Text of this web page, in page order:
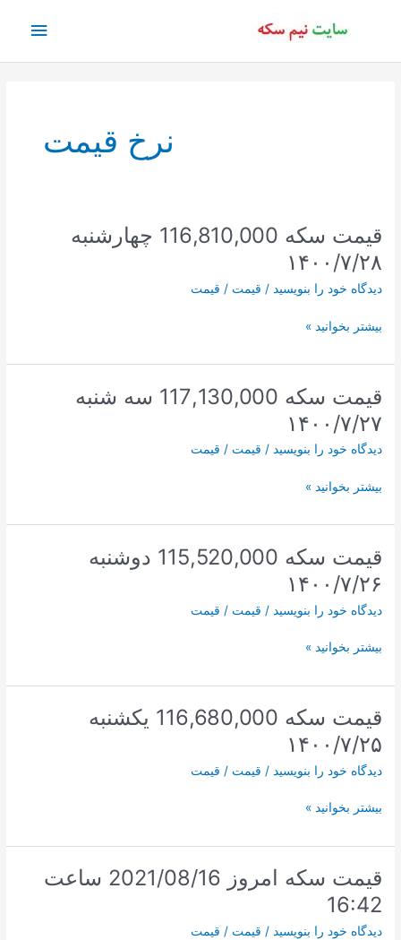
اصلی
نرخ قیمت
قیمت سکه 116,810,000 چهارشنبه
۱۴۰۰/۷/۲۸
دیدگاه‌ خود را بنویسید / قیمت / قیمت
قیمت
116,810,000
۱۴۰۰/۷/۲۸
بیشتر بخوانید »
قیمت سکه 117,130,000 سه شنبه
۱۴۰۰/۷/۲۷
دیدگاه‌ خود را بنویسید / قیمت / قیمت
قیمت
117,130,000
شنبه
۱۴۰۰/۷/۲۷
بیشتر بخوانید »
قیمت سکه 115,520,000 دوشنبه
۱۴۰۰/۷/۲۶
دیدگاه‌ خود را بنویسید / قیمت / قیمت
قیمت
115,520,000
۱۴۰۰/۷/۲۶
بیشتر بخوانید »
قیمت سکه 116,680,000 یکشنبه
۱۴۰۰/۷/۲۵
دیدگاه‌ خود را بنویسید / قیمت / قیمت
قیمت
116,680,000
۱۴۰۰/۷/۲۵
بیشتر بخوانید »
قیمت سکه امروز 2021/08/16 ساعت
16:42
دیدگاه‌ خود را بنویسید / قیمت / قیمت